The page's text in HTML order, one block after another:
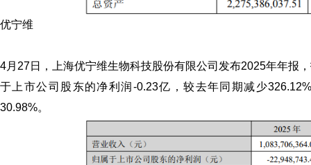
优宁维
4月27日，上海优宁维生物科技股份有限公司发布2025年年报
于上市公司股东的净利润-0.23亿，较去年同期减少
30.98%。